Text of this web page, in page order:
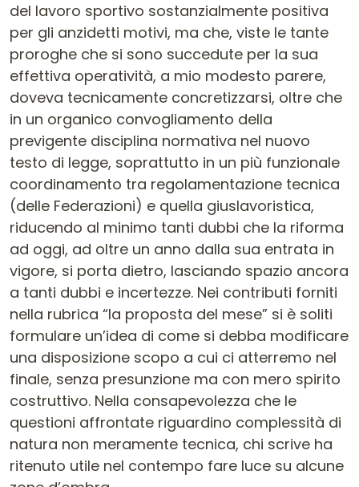
del lavoro sportivo sostanzialmente positiva
per gli anzidetti motivi, ma che, viste le tante
proroghe che si sono succedute per la sua
effettiva operatività, a mio modesto parere,
doveva tecnicamente concretizzarsi, oltre che
in un organico convogliamento della
previgente disciplina normativa nel nuovo
testo di legge, soprattutto in un più funzionale
coordinamento tra regolamentazione tecnica
(delle Federazioni) e quella giuslavoristica,
riducendo al minimo tanti dubbi che la riforma
ad oggi, ad oltre un anno dalla sua entrata in
vigore, si porta dietro, lasciando spazio ancora
a tanti dubbi e incertezze. Nei contributi forniti
nella rubrica “la proposta del mese” si è soliti
formulare un’idea di come si debba modificare
una disposizione scopo a cui ci atterremo nel
finale, senza presunzione ma con mero spirito
costruttivo. Nella consapevolezza che le
questioni affrontate riguardino complessità di
natura non meramente tecnica, chi scrive ha
ritenuto utile nel contempo fare luce su alcune